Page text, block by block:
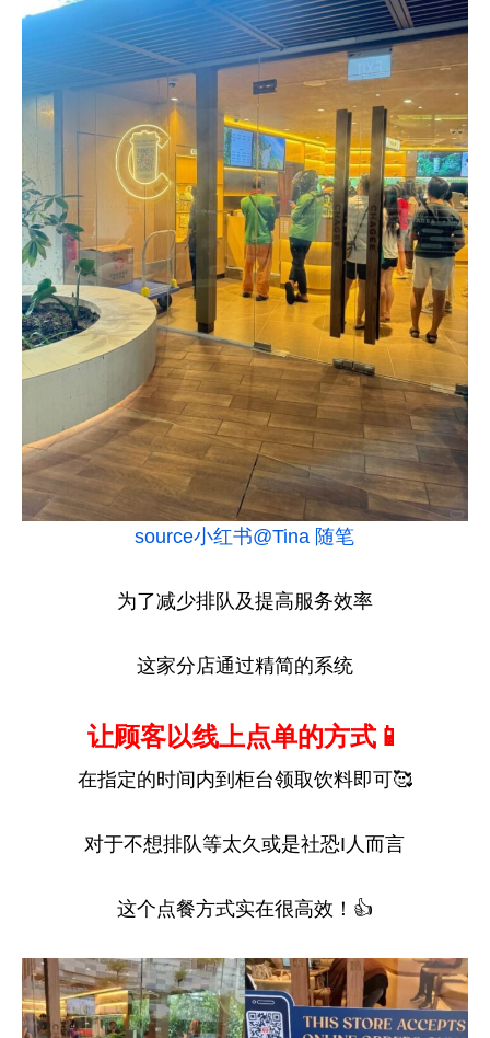
source小红书@Tina 随笔
为了减少排队及提高服务效率
这家分店通过精简的系统
让顾客以线上点单的方式📱
在指定的时间内到柜台领取饮料即可🥰
对于不想排队等太久或是社恐I人而言
这个点餐方式实在很高效！👍